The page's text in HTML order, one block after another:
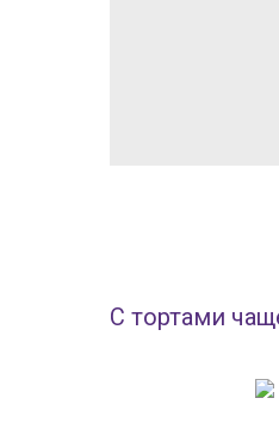
С тортами